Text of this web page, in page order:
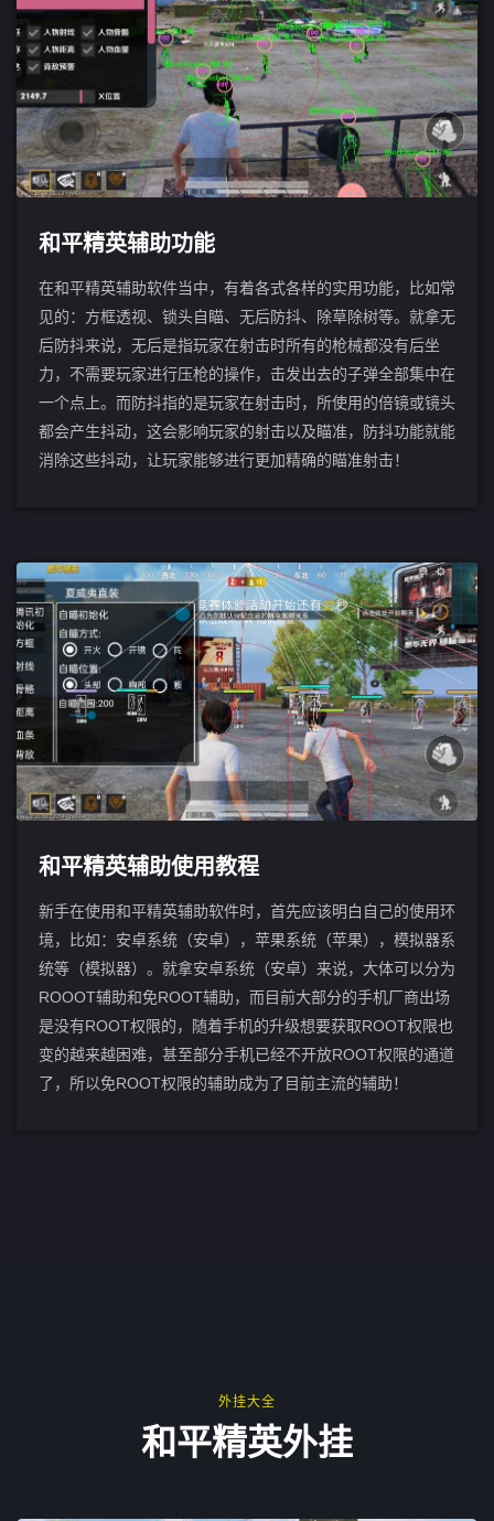
和平精英辅助功能
在和平精英辅助软件当中，有着各式各样的实用功能，比如常
见的：方框透视、锁头自瞄、无后防抖、除草除树等。就拿无
后防抖来说，无后是指玩家在射击时所有的枪械都没有后坐
力，不需要玩家进行压枪的操作，击发出去的子弹全部集中在
一个点上。而防抖指的是玩家在射击时，所使用的倍镜或镜头
都会产生抖动，这会影响玩家的射击以及瞄准，防抖功能就能
消除这些抖动，让玩家能够进行更加精确的瞄准射击！
和平精英辅助使用教程
新手在使用和平精英辅助软件时，首先应该明白自己的使用环
境，比如：安卓系统（安卓），苹果系统（苹果），模拟器系
统等（模拟器）。就拿安卓系统（安卓）来说，大体可以分为
ROOOT辅助和免ROOT辅助，而目前大部分的手机厂商出场
是没有ROOT权限的，随着手机的升级想要获取ROOT权限也
变的越来越困难，甚至部分手机已经不开放ROOT权限的通道
了，所以免ROOT权限的辅助成为了目前主流的辅助！
外挂大全
和平精英外挂